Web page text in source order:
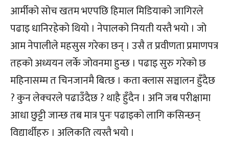
आर्मीको सोच खतम भएपछि हिमाल मिडियाको जागिरले
पढाइ धानिरहेको थियो । नेपालको नियती यस्तै भयो । जो
आम नेपालीले महसुस गरेका छन् । उसै त प्रवीणता प्रमाणपत्र
तहको अध्ययन लर्के जोवनमा हुन्छ । पढाइ सुरु गरेको छ
महिनासम्म त चिनजानमै बित्छ । कता क्लास सञ्चालन हुँदैछ
? कुन लेक्चरले पढाउँदैछ ? थाहै हुँदैन । अनि जब परीक्षामा
आधा छुट्टी जान्छ तब मात्र पुनः पढाइको लागि कसिन्छन्
विद्यार्थीहरु । अलिकति त्यस्तै भयो ।